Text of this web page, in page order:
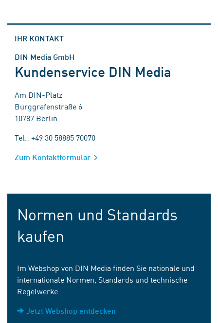
IHR KONTAKT
DIN Media GmbH
Kundenservice DIN Media
Am DIN-Platz
Burggrafenstraße 6
10787 Berlin
Tel.: +49 30 58885 70070
Zum Kontaktformular
Normen und Standards
kaufen
Im Webshop von DIN Media finden Sie nationale und
internationale Normen, Standards und technische
Regelwerke.
Jetzt Webshop entdecken